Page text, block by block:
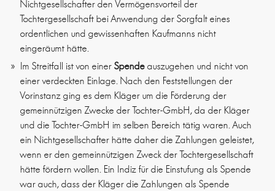
Nichtgesellschafter den Vermögensvorteil der
Tochtergesellschaft bei Anwendung der Sorgfalt eines
ordentlichen und gewissenhaften Kaufmanns nicht
eingeräumt hätte.
Im Streitfall ist von einerSpende auszugehen und nicht von
einer verdeckten Einlage. Nach den Feststellungen der
Vorinstanz ging es dem Kläger um die Förderung der
gemeinnützigen Zwecke der Tochter-GmbH, da der Kläger
und die Tochter-GmbH im selben Bereich tätig waren. Auch
ein Nichtgesellschafter hätte daher die Zahlungen geleistet,
wenn er den gemeinnützigen Zweck der Tochtergesellschaft
hätte fördern wollen. Ein Indiz für die Einstufung als Spende
war auch, dass der Kläger die Zahlungen als Spende